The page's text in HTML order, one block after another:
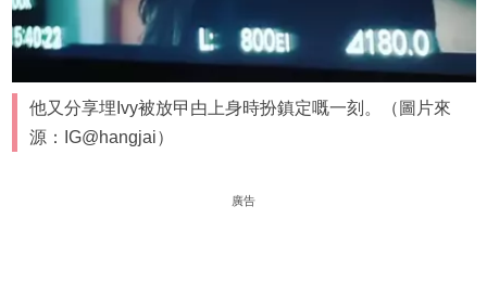
他又分享埋Ivy被放曱甴上身時扮鎮定嘅一刻。（圖片來
源：IG@hangjai）
廣告